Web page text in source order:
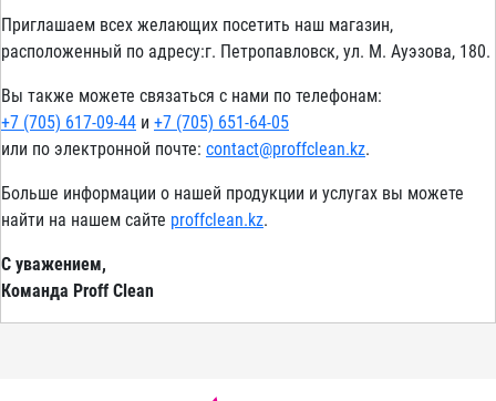
Приглашаем всех желающих посетить наш магазин,
расположенный по адресу:г. Петропавловск, ул. М. Ауэзова, 180.
Вы также можете связаться с нами по телефонам:
+7 (705) 617-09-44 и +7 (705) 651-64-05
или по электронной почте: contact@proffclean.kz.
Больше информации о нашей продукции и услугах вы можете
найти на нашем сайте proffclean.kz.
С уважением,
Команда Proff Clean